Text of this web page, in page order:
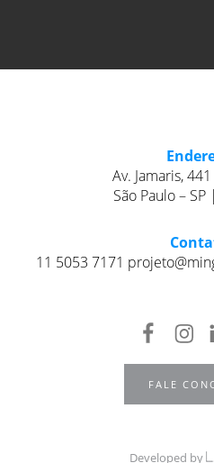
Av. Jamaris,
São Paulo –
11 5053 7171
FALE
Developed by